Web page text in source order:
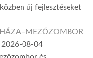
új fejlesztéseket
2026-08-04